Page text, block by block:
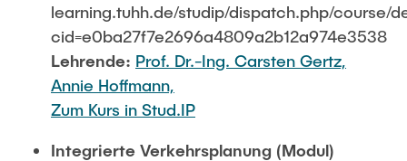
learning.tuhh.de/studip/dispatch.php/course/
cid=e0ba27f7e2696a4809a2b12a974e3538
Lehrende: Prof. Dr.-Ing. Carsten Gertz,
Annie Hoffmann,
Zum Kurs in Stud.IP
Integrierte Verkehrsplanung (Modul)